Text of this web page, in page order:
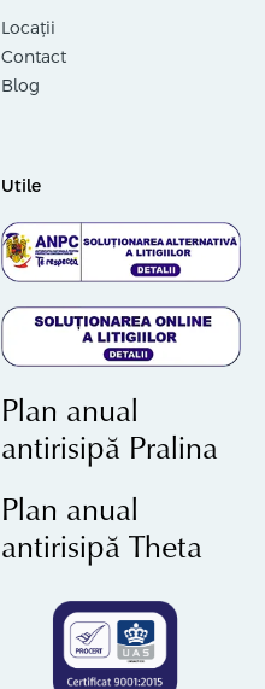
Locații
Contact
Blog
Utile
Plan anual
antirisipă Pralina
Plan anual
antirisipă Theta